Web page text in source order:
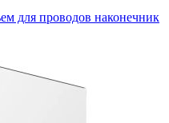
для проводов наконечник